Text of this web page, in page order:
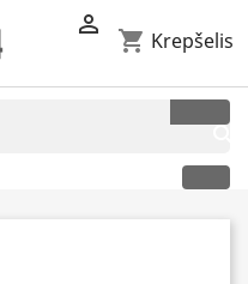
shopping_cart Krepšelis
